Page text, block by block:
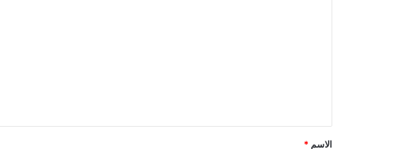
ق
*
الاسم *